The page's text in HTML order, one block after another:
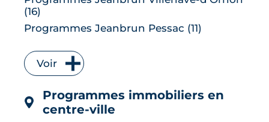
(16)
Programmes Jeanbrun Pessac (11)
Programmes Jeanbrun Bruges (7)
Programmes Jeanbrun Floirac (7)
Programmes Jeanbrun Le Bouscat (6)
Programmes Jeanbrun Cenon (6)
Voir
Programmes immobiliers en
centre-ville